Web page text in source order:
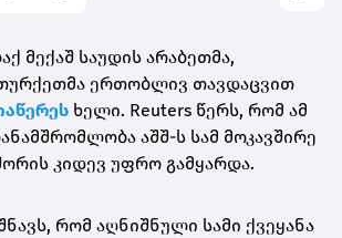
მექაშ საუდის არაბეთმა,
თურქეთმა ერთობლივ თავდაცვით
ხელი. Reuters წერს, რომ ამ
აშშ-ს სამ მოკავშირე
კიდევ უფრო გამყარდა.
რომ აღნიშნული სამი ქვეყანა